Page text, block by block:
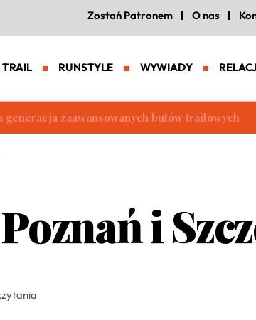
Zostań Patronem O nas
TRAIL RUNSTYLE WYWIADY
generacja zaawansowanych butów trailowych
i